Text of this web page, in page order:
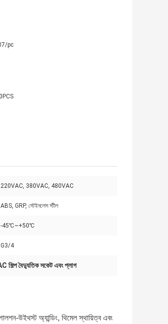
pc
220VAC, 380VAC, 480VAC
ABS, GRP, স্টেইনলেস স্টীল
-45℃~+50℃
G3/4
শিল্প বৈদ্যুতিক সকেট এবং প্লাগ
উইথস্ট অ্যান্ডিং, থিমেল স্থায়িত্ব এবং